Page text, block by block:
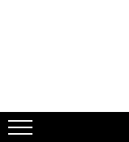
Toate produsele
Piese de schimb